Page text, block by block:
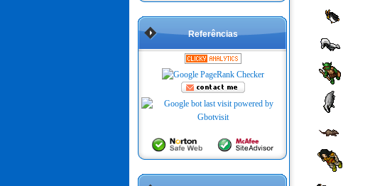
Referências